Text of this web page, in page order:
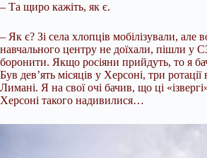
– Та щиро кажіть, як є.
– Як є? Зі села хлопців мобілізували, але
навчального центру не доїхали, пішли у
боронити. Якщо росіяни прийдуть, то я
Був дев’ять місяців у Херсоні, три ротації
Лимані. Я на свої очі бачив, що ці
Херсоні такого надивилися…